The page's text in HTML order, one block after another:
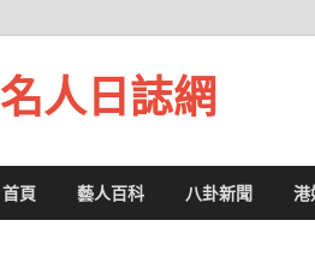
名人日誌網
首頁 藝人百科 八卦新聞 港